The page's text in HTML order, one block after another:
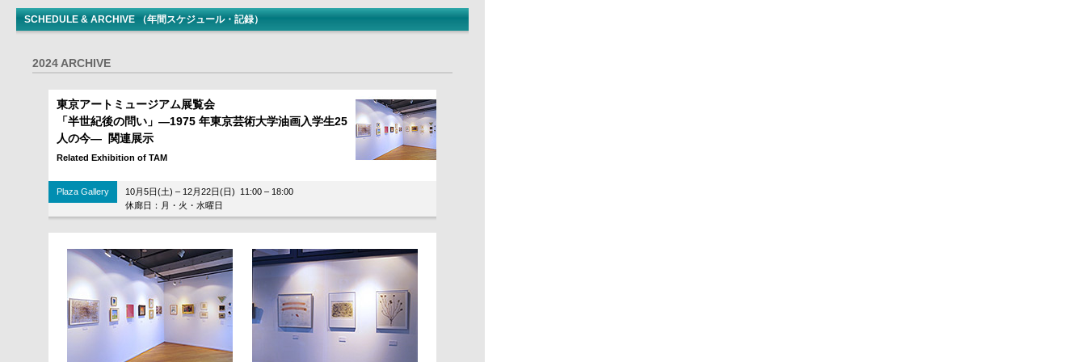
SCHEDULE & ARCHIVE （年間スケジュール・記録）
2024 ARCHIVE
東京アートミュージアム展覧会
「半世紀後の問い」―1975 年東京芸術大学油画入学生25
人の今― 関連展示
Related Exhibition of TAM
Plaza Gallery
10月5日(土) – 12月22日(日) 11:00 – 18:00
休廊日：月・火・水曜日